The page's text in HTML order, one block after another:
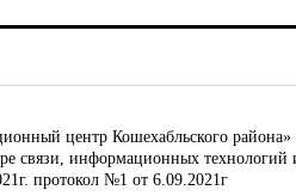
центр Кошехабльского района»
связи, информационных
протокол №1 от 6.09.2021г